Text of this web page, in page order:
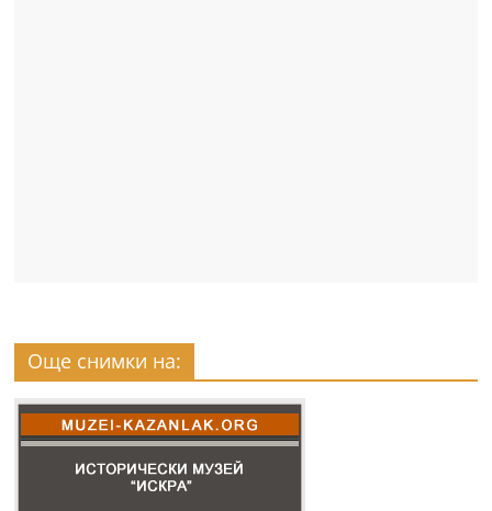
Още снимки на: